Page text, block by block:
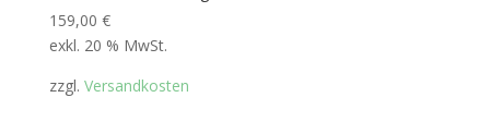
159,00 €
exkl. 20 % MwSt.
zzgl. Versandkosten